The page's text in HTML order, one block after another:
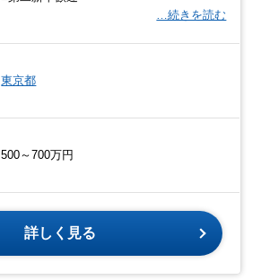
…続きを読む
東京都
500～700万円
詳しく見る